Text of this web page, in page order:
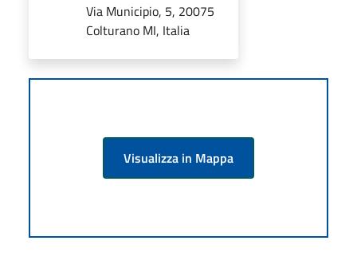
Via Municipio, 5, 20075
Colturano MI, Italia
Visualizza in Mappa